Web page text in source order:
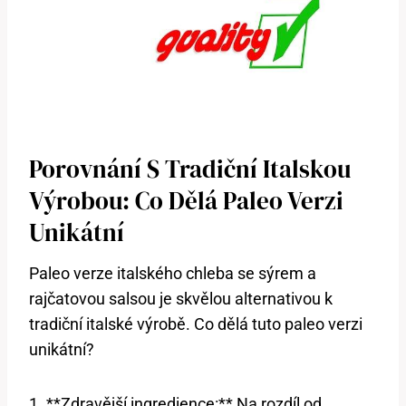
Porovnání S Tradiční Italskou
Výrobou: Co Dělá Paleo Verzi
Unikátní
Paleo verze italského chleba se sýrem a
rajčatovou salsou je skvělou alternativou k
tradiční italské výrobě. Co dělá tuto paleo verzi
unikátní?